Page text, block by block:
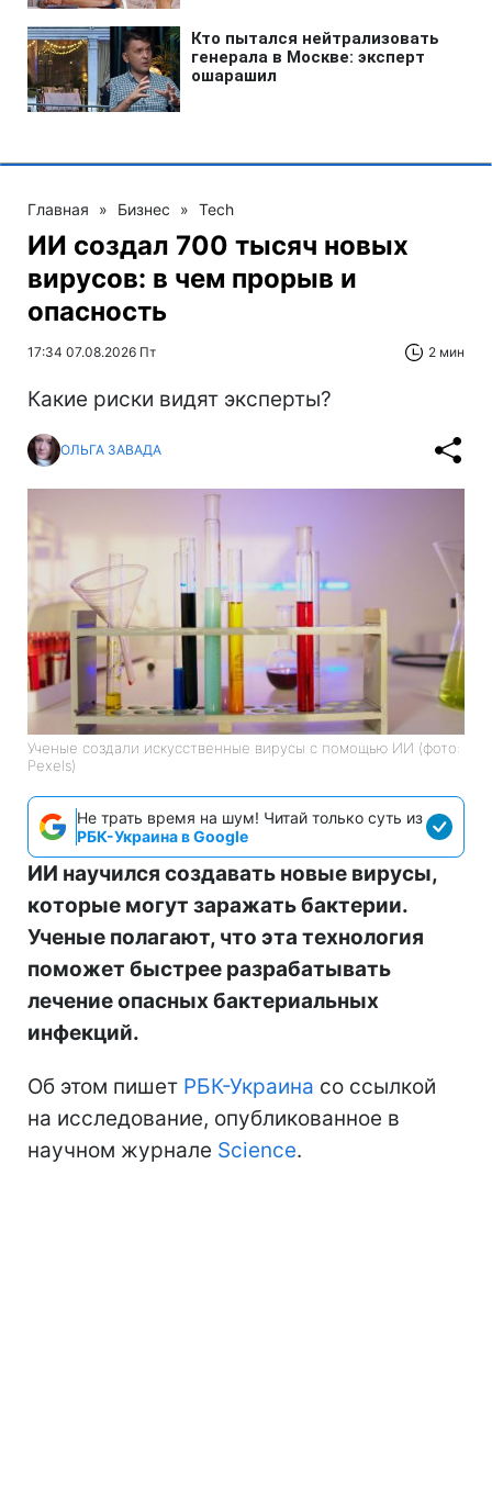
Главная » Бизнес » Tech
ИИ создал 700 тысяч новых
вирусов: в чем прорыв и
опасность
17:34 07.08.2026 Пт 2 мин
Какие риски видят эксперты?
ОЛЬГА ЗАВАДА
Ученые создали искусственные вирусы с помощью ИИ (фото:
Pexels)
Не трать время на шум! Читай только суть из
РБК-Украина в Google
ИИ научился создавать новые вирусы,
которые могут заражать бактерии.
Ученые полагают, что эта технология
поможет быстрее разрабатывать
лечение опасных бактериальных
инфекций.
Об этом пишет РБК-Украина со ссылкой
на исследование, опубликованное в
научном журнале Science.